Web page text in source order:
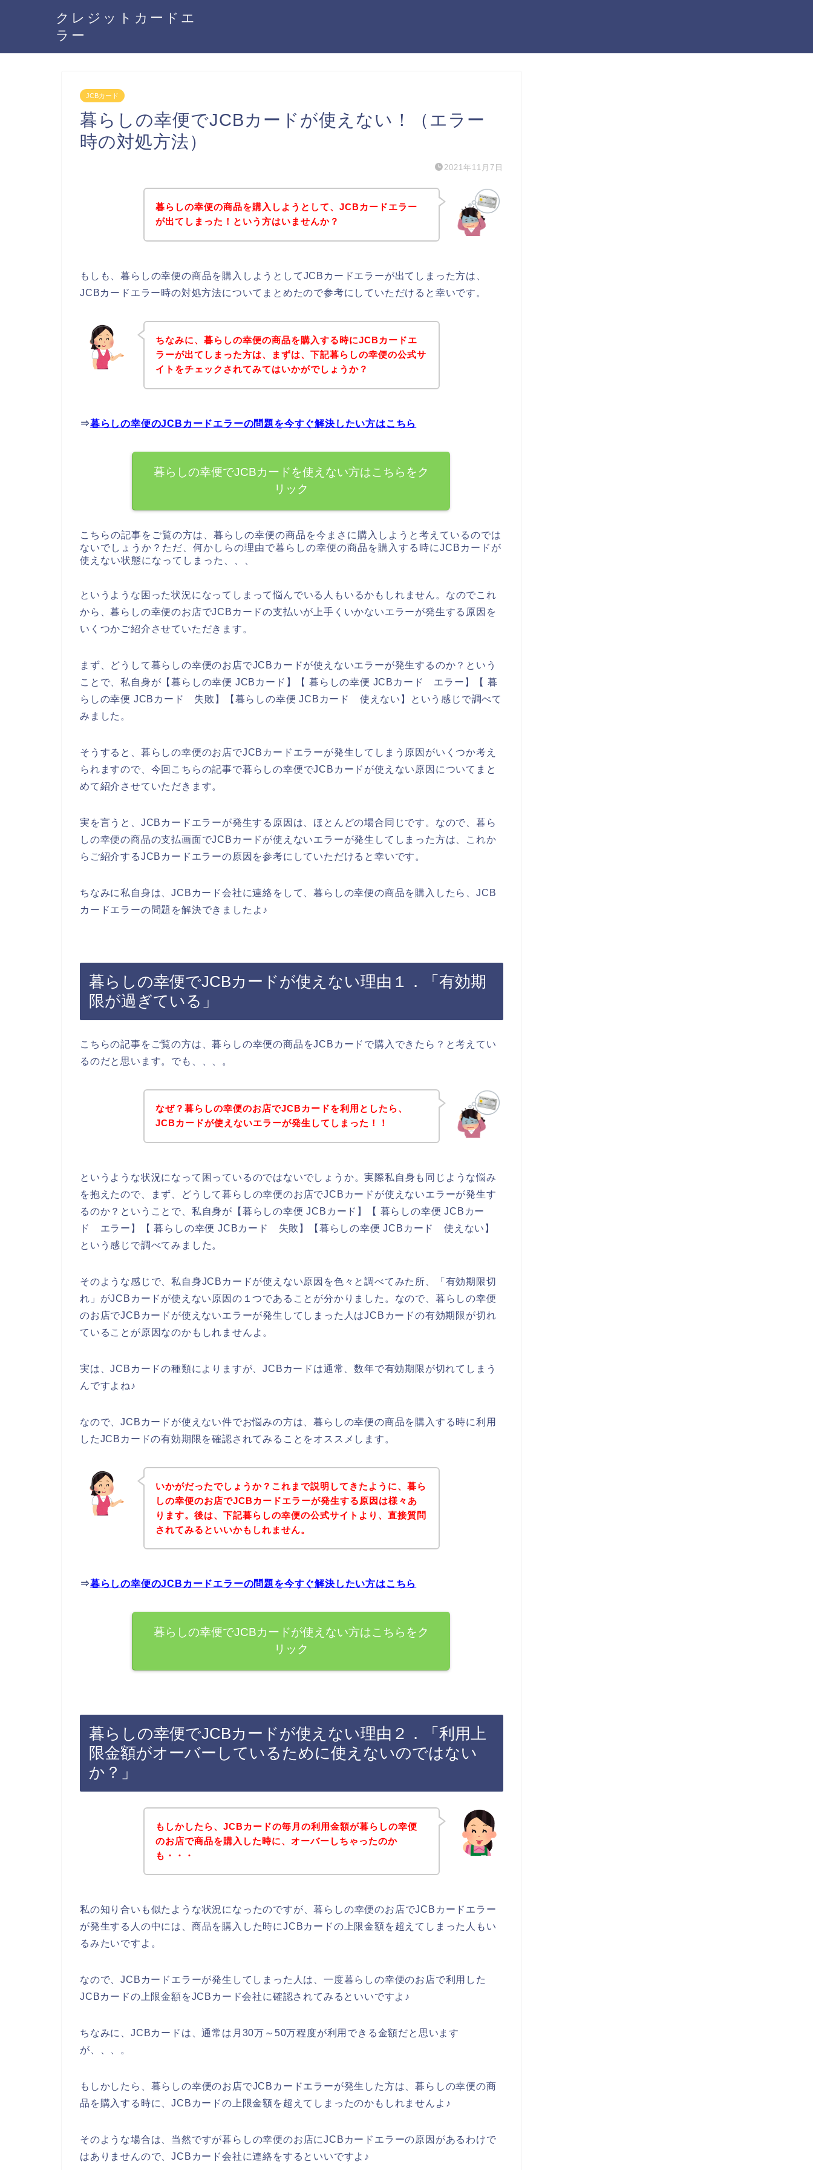
クレジットカードエ
ラー
JCBカード
暮らしの幸便でJCBカードが使えない！（エラー
時の対処方法）
2021年11月7日
暮らしの幸便の商品を購入しようとして、JCBカードエラー
が出てしまった！という方はいませんか？
もしも、暮らしの幸便の商品を購入しようとしてJCBカードエラーが出てしまった方は、
JCBカードエラー時の対処方法についてまとめたので参考にしていただけると幸いです。
ちなみに、暮らしの幸便の商品を購入する時にJCBカードエ
ラーが出てしまった方は、まずは、下記暮らしの幸便の公式サ
イトをチェックされてみてはいかがでしょうか？
⇒暮らしの幸便のJCBカードエラーの問題を今すぐ解決したい方はこちら
暮らしの幸便でJCBカードを使えない方はこちらをク
リック
こちらの記事をご覧の方は、暮らしの幸便の商品を今まさに購入しようと考えているのでは
ないでしょうか？ただ、何かしらの理由で暮らしの幸便の商品を購入する時にJCBカードが
使えない状態になってしまった、、、
というような困った状況になってしまって悩んでいる人もいるかもしれません。なのでこれ
から、暮らしの幸便のお店でJCBカードの支払いが上手くいかないエラーが発生する原因を
いくつかご紹介させていただきます。
まず、どうして暮らしの幸便のお店でJCBカードが使えないエラーが発生するのか？という
ことで、私自身が【暮らしの幸便 JCBカード】【 暮らしの幸便 JCBカード エラー】【 暮
らしの幸便 JCBカード 失敗】【暮らしの幸便 JCBカード 使えない】という感じで調べて
みました。
そうすると、暮らしの幸便のお店でJCBカードエラーが発生してしまう原因がいくつか考え
られますので、今回こちらの記事で暮らしの幸便でJCBカードが使えない原因についてまと
めて紹介させていただきます。
実を言うと、JCBカードエラーが発生する原因は、ほとんどの場合同じです。なので、暮ら
しの幸便の商品の支払画面でJCBカードが使えないエラーが発生してしまった方は、これか
らご紹介するJCBカードエラーの原因を参考にしていただけると幸いです。
ちなみに私自身は、JCBカード会社に連絡をして、暮らしの幸便の商品を購入したら、JCB
カードエラーの問題を解決できましたよ♪
暮らしの幸便でJCBカードが使えない理由１．「有効期
限が過ぎている」
こちらの記事をご覧の方は、暮らしの幸便の商品をJCBカードで購入できたら？と考えてい
るのだと思います。でも、、、。
なぜ？暮らしの幸便のお店でJCBカードを利用としたら、
JCBカードが使えないエラーが発生してしまった！！
というような状況になって困っているのではないでしょうか。実際私自身も同じような悩み
を抱えたので、まず、どうして暮らしの幸便のお店でJCBカードが使えないエラーが発生す
るのか？ということで、私自身が【暮らしの幸便 JCBカード】【 暮らしの幸便 JCBカー
ド エラー】【 暮らしの幸便 JCBカード 失敗】【暮らしの幸便 JCBカード 使えない】
という感じで調べてみました。
そのような感じで、私自身JCBカードが使えない原因を色々と調べてみた所、「有効期限切
れ」がJCBカードが使えない原因の１つであることが分かりました。なので、暮らしの幸便
のお店でJCBカードが使えないエラーが発生してしまった人はJCBカードの有効期限が切れ
ていることが原因なのかもしれませんよ。
実は、JCBカードの種類によりますが、JCBカードは通常、数年で有効期限が切れてしまう
んですよね♪
なので、JCBカードが使えない件でお悩みの方は、暮らしの幸便の商品を購入する時に利用
したJCBカードの有効期限を確認されてみることをオススメします。
いかがだったでしょうか？これまで説明してきたように、暮ら
しの幸便のお店でJCBカードエラーが発生する原因は様々あ
ります。後は、下記暮らしの幸便の公式サイトより、直接質問
されてみるといいかもしれません。
⇒暮らしの幸便のJCBカードエラーの問題を今すぐ解決したい方はこちら
暮らしの幸便でJCBカードが使えない方はこちらをク
リック
暮らしの幸便でJCBカードが使えない理由２．「利用上
限金額がオーバーしているために使えないのではない
か？」
もしかしたら、JCBカードの毎月の利用金額が暮らしの幸便
のお店で商品を購入した時に、オーバーしちゃったのか
も・・・
私の知り合いも似たような状況になったのですが、暮らしの幸便のお店でJCBカードエラー
が発生する人の中には、商品を購入した時にJCBカードの上限金額を超えてしまった人もい
るみたいですよ。
なので、JCBカードエラーが発生してしまった人は、一度暮らしの幸便のお店で利用した
JCBカードの上限金額をJCBカード会社に確認されてみるといいですよ♪
ちなみに、JCBカードは、通常は月30万～50万程度が利用できる金額だと思います
が、、、。
もしかしたら、暮らしの幸便のお店でJCBカードエラーが発生した方は、暮らしの幸便の商
品を購入する時に、JCBカードの上限金額を超えてしまったのかもしれませんよ♪
そのような場合は、当然ですが暮らしの幸便のお店にJCBカードエラーの原因があるわけで
はありませんので、JCBカード会社に連絡をするといいですよ♪